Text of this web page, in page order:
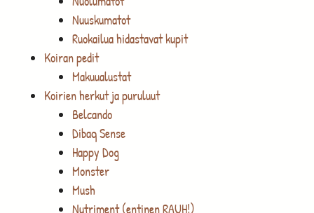
Nuuskumatot
Ruokailua hidastavat kupit
Koiran pedit
Makuualustat
Koirien herkut ja puruluut
Belcando
Dibaq Sense
Happy Dog
Monster
Mush
Nutriment (entinen RAUH!)